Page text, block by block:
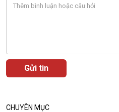
CHUYÊN MỤC